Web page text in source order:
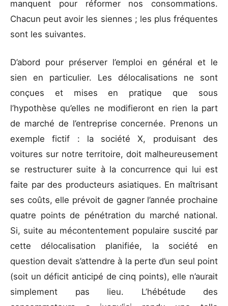
manquent pour réformer nos consommations.
Chacun peut avoir les siennes ; les plus fréquentes
sont les suivantes.
D’abord pour préserver l’emploi en général et le
sien en particulier. Les délocalisations ne sont
conçues et mises en pratique que sous
l’hypothèse qu’elles ne modifieront en rien la part
de marché de l’entreprise concernée. Prenons un
exemple fictif : la société X, produisant des
voitures sur notre territoire, doit malheureusement
se restructurer suite à la concurrence qui lui est
faite par des producteurs asiatiques. En maîtrisant
ses coûts, elle prévoit de gagner l’année prochaine
quatre points de pénétration du marché national.
Si, suite au mécontentement populaire suscité par
cette délocalisation planifiée, la société en
question devait s’attendre à la perte d’un seul point
(soit un déficit anticipé de cinq points), elle n’aurait
simplement pas lieu. L’hébétude des